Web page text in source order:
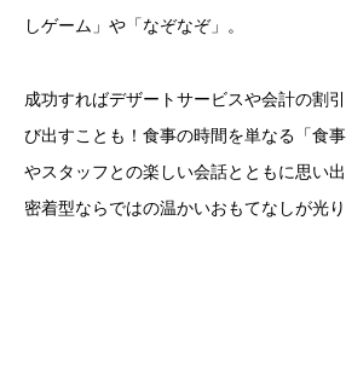
しゲーム」や「なぞなぞ」。
成功すればデザートサービスや会計の割
び出すことも！食事の時間を単なる「食
やスタッフとの楽しい会話とともに思い
密着型ならではの温かいおもてなしが光り